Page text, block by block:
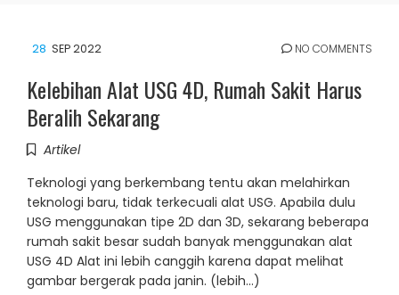
28 SEP 2022 NO COMMENTS
Kelebihan Alat USG 4D, Rumah Sakit Harus
Beralih Sekarang
Artikel
Teknologi yang berkembang tentu akan melahirkan
teknologi baru, tidak terkecuali alat USG. Apabila dulu
USG menggunakan tipe 2D dan 3D, sekarang beberapa
rumah sakit besar sudah banyak menggunakan alat
USG 4D Alat ini lebih canggih karena dapat melihat
gambar bergerak pada janin. (lebih…)